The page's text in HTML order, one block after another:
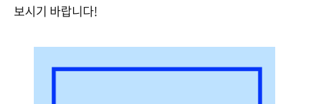
보시기 바랍니다!